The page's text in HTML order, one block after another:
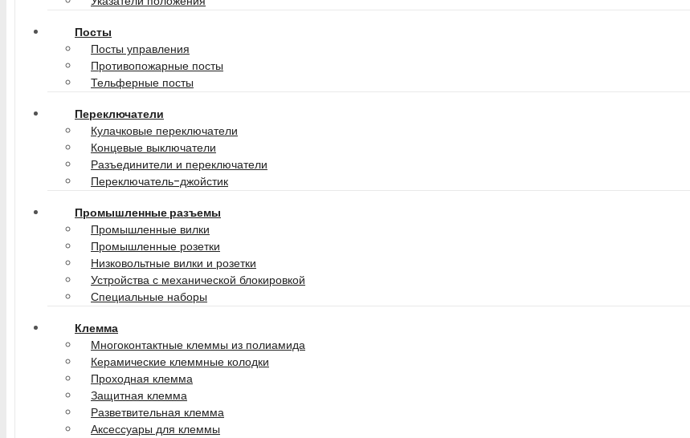
Посты
Посты управления
Противопожарные посты
Тельферные посты
Переключатели
Кулачковые переключатели
Концевые выключатели
Разъединители и переключатели
Переключатель-джойстик
Промышленные разъемы
Промышленные вилки
Промышленные розетки
Низковольтные вилки и розетки
Устройства с механической блокировкой
Специальные наборы
Клемма
Многоконтактные клеммы из полиамида
Керамические клеммные колодки
Проходная клемма
Защитная клемма
Разветвительная клемма
Аксессуары для клеммы